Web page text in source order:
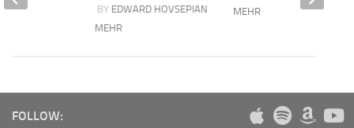
BY EDWARD HOVSEPIAN
MEHR
MEHR
FOLLOW: